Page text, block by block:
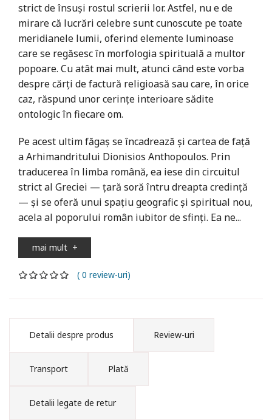
strict de însuși rostul scrierii lor. Astfel, nu e de
mirare că lucrări celebre sunt cunoscute pe toate
meridianele lumii, oferind elemente luminoase
care se regăsesc în morfologia spirituală a multor
popoare. Cu atât mai mult, atunci când este vorba
despre cărți de factură religioasă sau care, în orice
caz, răspund unor cerințe interioare sădite
ontologic în fiecare om.
Pe acest ultim făgaș se încadrează și cartea de față
a Arhimandritului Dionisios Anthopoulos. Prin
traducerea în limba română, ea iese din circuitul
strict al Greciei — țară soră întru dreapta credință
— și se oferă unui spațiu geografic și spiritual nou,
acela al poporului român iubitor de sfinți. Ea ne...
mai mult +
( 0 review-uri)
Detalii despre produs Review-uri
Transport Plată
Detalii legate de retur